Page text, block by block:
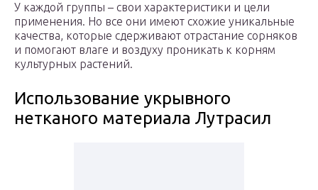
У каждой группы – свои характеристики и цели
применения. Но все они имеют схожие уникальные
качества, которые сдерживают отрастание сорняков
и помогают влаге и воздуху проникать к корням
культурных растений.
Использование укрывного
нетканого материала Лутрасил